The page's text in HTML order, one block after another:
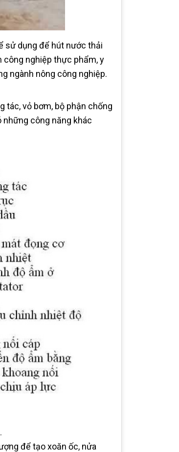
sử dụng để hút nước thải
nghiệp thực phẩm, y
ngành nông công nghiệp.
tác, vỏ bơm, bộ phận chống
những công năng khác
để tạo xoăn ốc, nửa